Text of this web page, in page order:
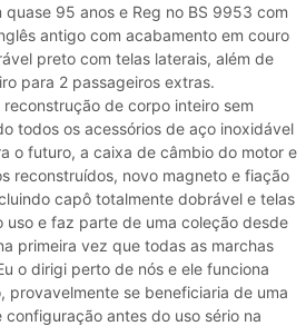
95 anos e Reg no BS 9953 com
antigo com acabamento em couro
preto com telas laterais, além de
para 2 passageiros extras.
de corpo inteiro sem
todos os acessórios de aço inoxidável
o futuro, a caixa de câmbio do motor e
reconstruídos, novo magneto e fiação
capô totalmente dobrável e telas
uso e faz parte de uma coleção desde
primeira vez que todas as marchas
o dirigi perto de nós e ele funciona
provavelmente se beneficiaria de uma
antes do uso sério na